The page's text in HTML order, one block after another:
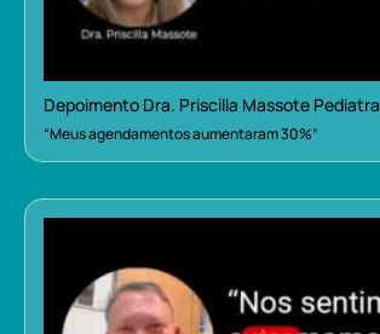
Depoimento Dra. Priscilla Massote Pediatra
“Meus agendamentos aumentaram 30%”